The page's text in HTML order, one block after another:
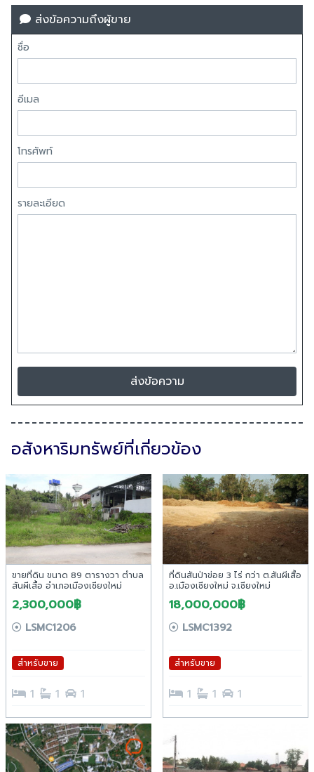
ส่งข้อความถึงผู้ขาย
ชื่อ
อีเมล
โทรศัพท์
รายละเอียด
ส่งข้อความ
อสังหาริมทรัพย์ที่เกี่ยวข้อง
ขายที่ดิน ขนาด 89 ตารางวา ตำบล
สันผีเสื้อ อำเภอเมืองเชียงใหม่
2,300,000฿
LSMC1206
สำหรับขาย
1 1 1
ที่ดินสันป่าข่อย 3 ไร่ กว่า ต.สันผีเสื้อ
อ.เมืองเชียงใหม่ จ.เชียงใหม่
18,000,000฿
LSMC1392
สำหรับขาย
1 1 1